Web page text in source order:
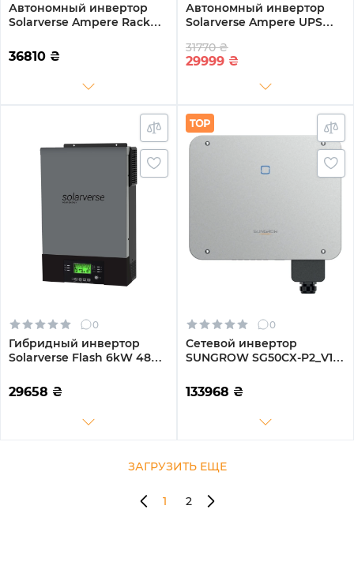
Автономный инвертор
Solarverse Ampere Rack
Однофазный
(SV5048UPSR)
36810 ₴
Автономный инвертор
Solarverse Ampere UPS
Однофазный
(SV6048UPSW)
31770 ₴
29999 ₴
0
Гибридный инвертор
Solarverse Flash 6kW 48V 1
(SV6048FH)
29658 ₴
0
Сетевой инвертор
SUNGROW SG50CX-P2_V12
Трехфазный (ASG01767)
133968 ₴
ЗАГРУЗИТЬ ЕЩЕ
1 2